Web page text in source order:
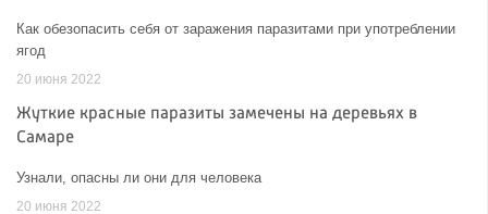
Как обезопасить себя от заражения паразитами при употреблении
ягод
20 июня 2022
Жуткие красные паразиты замечены на деревьях в
Самаре
Узнали, опасны ли они для человека
20 июня 2022